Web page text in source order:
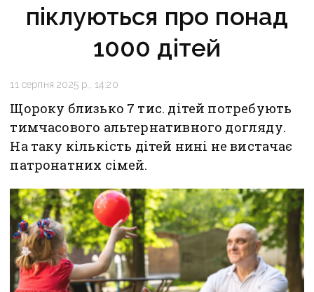
піклуються про понад
1000 дітей
11 серпня 2025 р., 14:20
Щороку близько 7 тис. дітей потребують
тимчасового альтернативного догляду.
На таку кількість дітей нині не вистачає
патронатних сімей.